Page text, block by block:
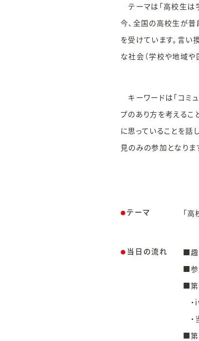
テーマは「高校生は
今、全国の高校生が普
を受けています。言い
な社会（学校や地域や
キーワードは「コミ
プのあり方を考えるこ
に思っていることを話
見のみの参加となりま
● テーマ 「
● 当日の流れ
■趣
■参
■第
・
・
■第